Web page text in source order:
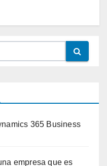
365 Business
empresa que es